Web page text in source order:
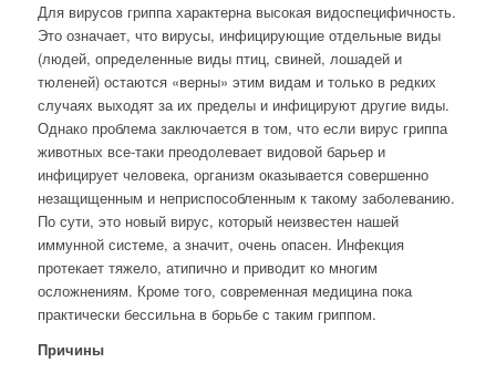
Для вирусов гриппа характерна высокая видоспецифичность.
Это означает, что вирусы, инфицирующие отдельные виды
(людей, определенные виды птиц, свиней, лошадей и
тюленей) остаются «верны» этим видам и только в редких
случаях выходят за их пределы и инфицируют другие виды.
Однако проблема заключается в том, что если вирус гриппа
животных все-таки преодолевает видовой барьер и
инфицирует человека, организм оказывается совершенно
незащищенным и неприспособленным к такому заболеванию.
По сути, это новый вирус, который неизвестен нашей
иммунной системе, а значит, очень опасен. Инфекция
протекает тяжело, атипично и приводит ко многим
осложнениям. Кроме того, современная медицина пока
практически бессильна в борьбе с таким гриппом.
Причины